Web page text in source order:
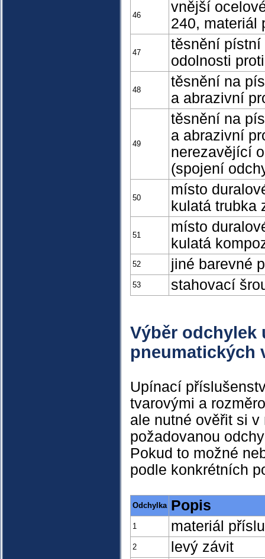
46
vnější
240, materiál
47
těsnění pístní
odolnosti
48
těsnění na
a abrazivní
49
těsnění na
a abrazivní
nerezavějící
(spojení
50
místo
kulatá trubka
51
místo
kulatá
52 jiné barevné
53 stahovací
Výběr
pneumatických
Upínací
tvarovými a
ale nutné ověřit si
požadovanou
Pokud to možné
podle konkrétních
Odchylka Popis
1 materiál
2 levý závit